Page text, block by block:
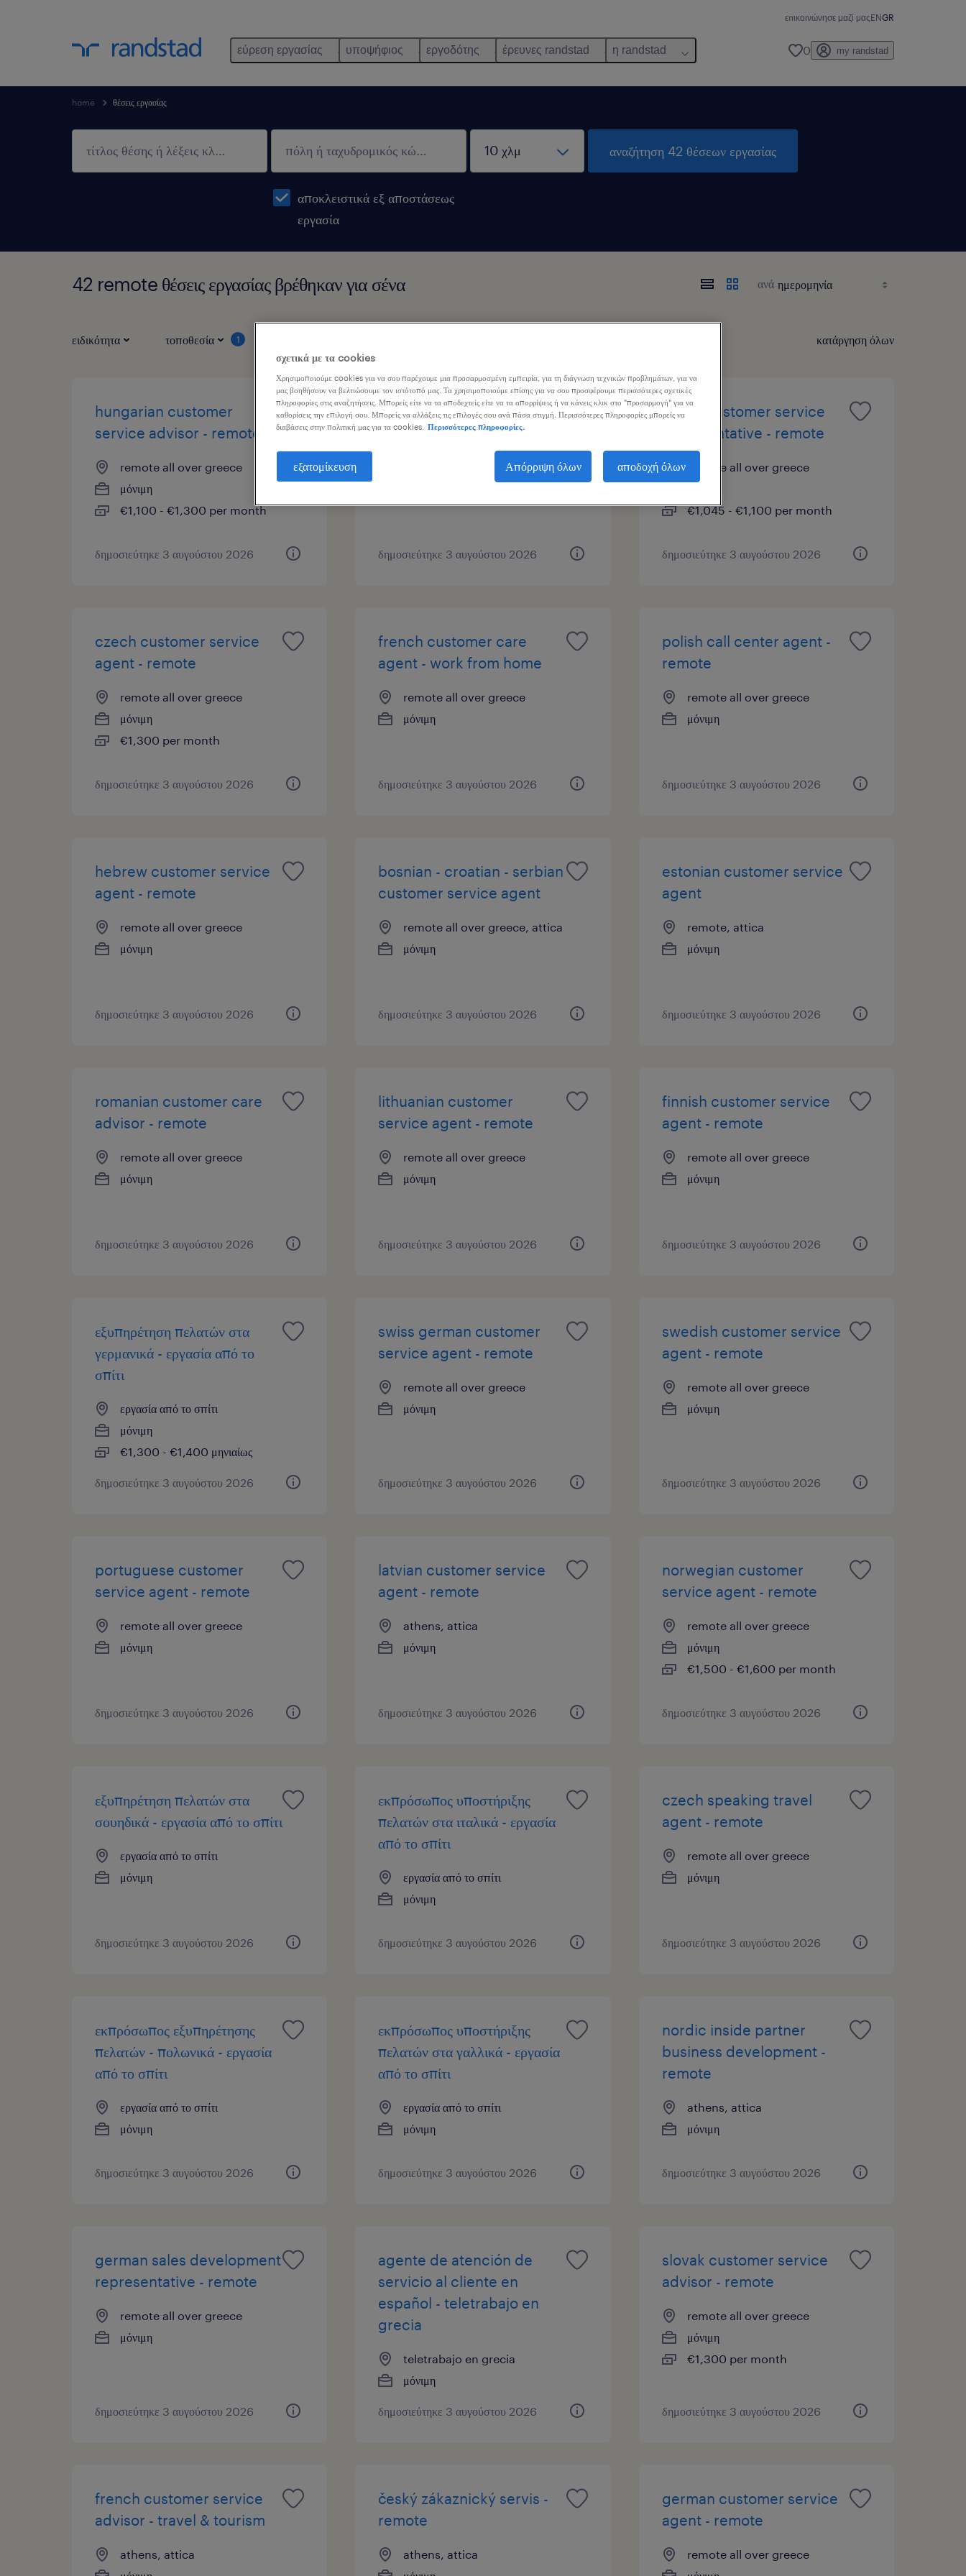
επικοινώνησε μαζί μαςENGR
εύρεση εργασίας υποψήφιος εργοδότης έρευνες randstad η randstad 0 my randstad
home θέσεις εργασίας
αποκλειστικά εξ αποστάσεως
εργασία
αναζήτηση 42 θέσεων εργασίας
42 remote θέσεις εργασίας βρέθηκαν για σένα ανά
ειδικότητα τοποθεσία 1 κατάργηση όλων
hungarian customer
service advisor - remote
remote all over greece
μόνιμη
€1,100 - €1,300 per month
δημοσιεύτηκε 3 αυγούστου 2026
slovenian customer service
advisor - remote
remote all over greece
δημοσιεύτηκε 3 αυγούστου 2026
italian customer service
representative - remote
remote all over greece
€1,045 - €1,100 per month
δημοσιεύτηκε 3 αυγούστου 2026
czech customer service
agent - remote
remote all over greece
μόνιμη
€1,300 per month
δημοσιεύτηκε 3 αυγούστου 2026
french customer care
agent - work from home
remote all over greece
μόνιμη
δημοσιεύτηκε 3 αυγούστου 2026
polish call center agent -
remote
remote all over greece
μόνιμη
δημοσιεύτηκε 3 αυγούστου 2026
hebrew customer service
agent - remote
remote all over greece
μόνιμη
δημοσιεύτηκε 3 αυγούστου 2026
bosnian - croatian - serbian
customer service agent
remote all over greece, attica
μόνιμη
δημοσιεύτηκε 3 αυγούστου 2026
estonian customer service
agent
remote, attica
μόνιμη
δημοσιεύτηκε 3 αυγούστου 2026
romanian customer care
advisor - remote
remote all over greece
μόνιμη
δημοσιεύτηκε 3 αυγούστου 2026
lithuanian customer
service agent - remote
remote all over greece
μόνιμη
δημοσιεύτηκε 3 αυγούστου 2026
finnish customer service
agent - remote
remote all over greece
μόνιμη
δημοσιεύτηκε 3 αυγούστου 2026
εξυπηρέτηση πελατών στα
γερμανικά - εργασία από το
σπίτι
εργασία από το σπίτι
μόνιμη
€1,300 - €1,400 μηνιαίως
δημοσιεύτηκε 3 αυγούστου 2026
swiss german customer
service agent - remote
remote all over greece
μόνιμη
δημοσιεύτηκε 3 αυγούστου 2026
swedish customer service
agent - remote
remote all over greece
μόνιμη
δημοσιεύτηκε 3 αυγούστου 2026
portuguese customer
service agent - remote
remote all over greece
μόνιμη
δημοσιεύτηκε 3 αυγούστου 2026
latvian customer service
agent - remote
athens, attica
μόνιμη
δημοσιεύτηκε 3 αυγούστου 2026
norwegian customer
service agent - remote
remote all over greece
μόνιμη
€1,500 - €1,600 per month
δημοσιεύτηκε 3 αυγούστου 2026
εξυπηρέτηση πελατών στα
σουηδικά - εργασία από το σπίτι
εργασία από το σπίτι
μόνιμη
δημοσιεύτηκε 3 αυγούστου 2026
εκπρόσωπος υποστήριξης
πελατών στα ιταλικά - εργασία
από το σπίτι
εργασία από το σπίτι
μόνιμη
δημοσιεύτηκε 3 αυγούστου 2026
czech speaking travel
agent - remote
remote all over greece
μόνιμη
δημοσιεύτηκε 3 αυγούστου 2026
εκπρόσωπος εξυπηρέτησης
πελατών - πολωνικά - εργασία
από το σπίτι
εργασία από το σπίτι
μόνιμη
δημοσιεύτηκε 3 αυγούστου 2026
εκπρόσωπος υποστήριξης
πελατών στα γαλλικά - εργασία
από το σπίτι
εργασία από το σπίτι
μόνιμη
δημοσιεύτηκε 3 αυγούστου 2026
nordic inside partner
business development -
remote
athens, attica
μόνιμη
δημοσιεύτηκε 3 αυγούστου 2026
german sales development
representative - remote
remote all over greece
μόνιμη
δημοσιεύτηκε 3 αυγούστου 2026
agente de atención de
servicio al cliente en
español - teletrabajo en
grecia
teletrabajo en grecia
μόνιμη
δημοσιεύτηκε 3 αυγούστου 2026
slovak customer service
advisor - remote
remote all over greece
μόνιμη
€1,300 per month
δημοσιεύτηκε 3 αυγούστου 2026
french customer service
advisor - travel & tourism
athens, attica
český zákaznický servis -
remote
athens, attica
german customer service
agent - remote
remote all over greece
σχετικά με τα cookies
Χρησιμοποιούμε cookies για να σου παρέχουμε μια προσαρμοσμένη εμπειρία, για τη διάγνωση τεχνικών προβλημάτων, για να
μας βοηθήσουν να βελτιώσουμε τον ιστότοπό μας. Τα χρησιμοποιούμε επίσης για να σου προσφέρουμε περισσότερες σχετικές
πληροφορίες στις αναζητήσεις. Μπορείς είτε να τα αποδεχτείς είτε να τα απορρίψεις ή να κάνεις κλικ στο "προσαρμογή" για να
καθορίσεις την επιλογή σου. Μπορείς να αλλάξεις τις επιλογές σου ανά πάσα στιγμή. Περισσότερες πληροφορίες μπορείς να
διαβάσεις στην πολιτική μας για τα cookies.
Περισσότερες πληροφορίες.
εξατομίκευση Απόρριψη όλων αποδοχή όλων